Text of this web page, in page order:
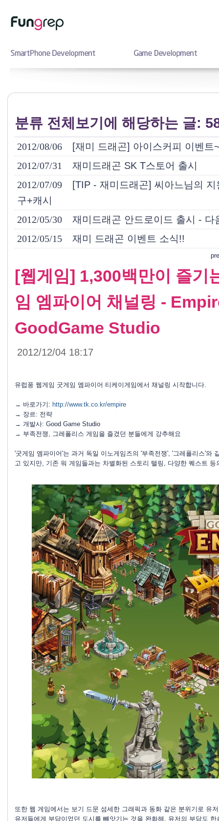
분류 전체보기에 해당하는 글:
2012/08/06
[재미 드래곤] 아이스커피 이벤트
2012/07/31
재미드래곤 SK T스토어 출시
2012/07/09
[TIP - 재미드래곤] 씨아느님의
구+캐시
2012/05/30
재미드래곤 안드로이드 출시 - 다
2012/05/15
재미 드래곤 이벤트 소식!!
[웹게임] 1,300백만이 즐기
임 엠파이어 채널링 -
GoodGame Studio
2012/12/04 18:17
유럽풍 웹게임 굿게임 엠파이어 티케이게임에서 채널링 시작합니다.
→ 바로가기: http://www.tk.co.kr/empire
→ 장르: 전략
→ 개발사: Good Game Studio
→ 부족전쟁, 그레폴리스 게임을 즐겼던 분들에게 강추해요
'굿게임 엠파이어'는 과거 독일 이노게임즈의 '부족전쟁', '그레폴리스'와
고 있지만, 기존 워 게임들과는 차별화된 스토리 텔링, 다양한 퀘스트
또한 웹 게임에서는 보기 드문 섬세한 그래픽과 동화 같은 분위기로 유
유저들에게 부담이었던 도시를 빼앗기는 것을 완화해, 유저의 부담도